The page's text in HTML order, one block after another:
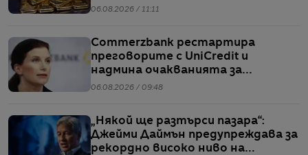
06.08.2026 / 11:11
Commerzbank рестартира
преговорите с UniCredit и
надмина очакванията за
тримесечието
06.08.2026 / 09:48
„Някой ще разтърси пазара“:
Джейми Даймън предупреждава за
рекордно високо ниво на